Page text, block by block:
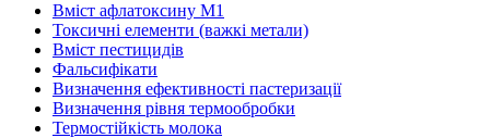
Вміст афлатоксину М1
Токсичні елементи (важкі метали)
Вміст пестицидів
Фальсифікати
Визначення ефективності пастеризації
Визначення рівня термообробки
Термостійкість молока